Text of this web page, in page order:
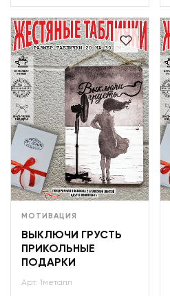
МОТИВАЦИЯ
ВЫКЛЮЧИ ГРУСТЬ
ПРИКОЛЬНЫЕ
ПОДАРКИ
Арт: 1металл